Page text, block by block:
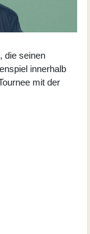
die seinen
innerhalb
mit der